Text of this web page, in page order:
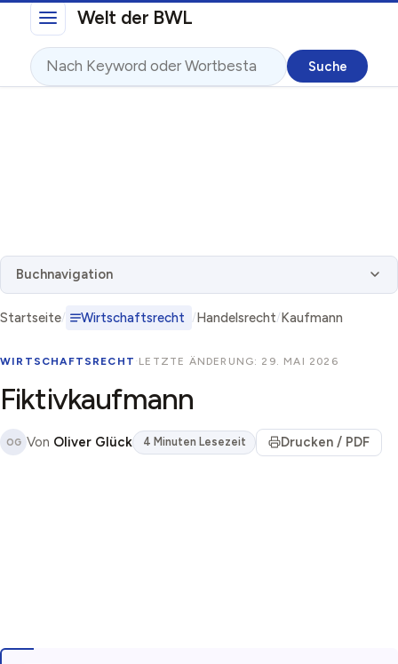
Direkt zum InhaltWelt der BWL
Suche
Buchnavigation
Startseite Wirtschaftsrecht Handelsrecht Kaufmann
WIRTSCHAFTSRECHT · LETZTE ÄNDERUNG: 29. MAI 2026
Fiktivkaufmann
OG Von Oliver Glück 4 Minuten Lesezeit Drucken / PDF